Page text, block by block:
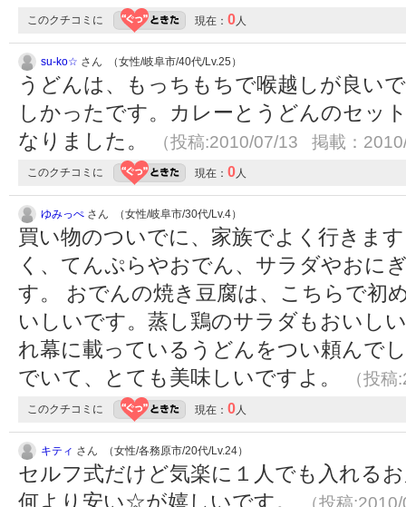
このクチコミに 現在： 0人
su-ko☆ さん （女性/岐阜市/40代/Lv.25）
うどんは、もっちもちで喉越しが良い
しかったです。カレーとうどんのセッ
なりました。
（投稿:2010/07/13 掲載：
このクチコミに 現在： 0人
ゆみっぺ さん （女性/岐阜市/30代/Lv.4）
買い物のついでに、家族でよく行きま
く、てんぷらやおでん、サラダやおに
す。 おでんの焼き豆腐は、こちらで初
いしいです。蒸し鶏のサラダもおいし
れ幕に載っているうどんをつい頼んで
でいて、とても美味しいですよ。
（投
このクチコミに 現在： 0人
キティ さん （女性/各務原市/20代/Lv.24）
セルフ式だけど気楽に１人でも入れる
何より安い☆が嬉しいです。
（投稿